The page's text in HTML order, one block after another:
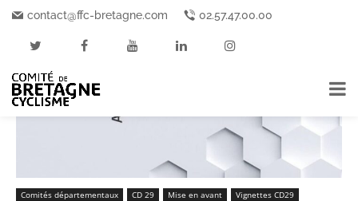
contact@ffc-bretagne.com 02.57.47.00.00
Accueil Comités départementaux CD 29
Comités départementaux CD 29 Mise en avant Vignettes CD29